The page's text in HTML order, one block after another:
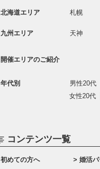
北海道エリア 札幌
九州エリア 天神
開催エリアのご紹介
年代別 男性20代
女性20代
コンテンツ一覧
初めての方へ 婚活